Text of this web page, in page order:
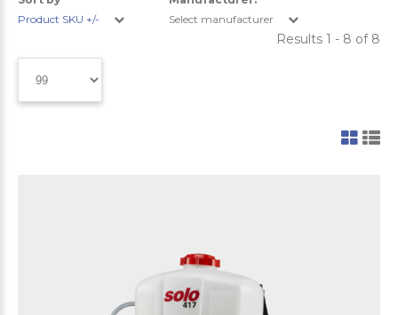
Product SKU +/-
Select manufacturer
Results 1 - 8 of 8